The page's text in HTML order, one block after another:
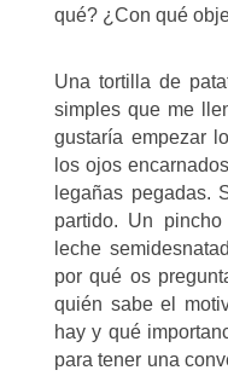
qué? ¿Con qué
Una tortilla de
simples que me
gustaría empezar
los ojos
legañas pegadas.
partido. Un
leche
por qué os
quién sabe el
hay y qué
para tener una